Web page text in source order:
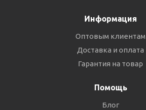
Информация
Оптовым клиентам
Доставка и оплата
Гарантия на товар
Помощь
Блог